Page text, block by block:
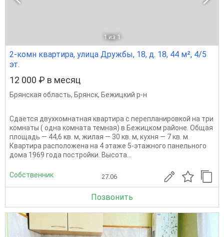
1 из 1
2-комн квартира, улица Дружбы, 18, д. 18, 44 м², 4/5
эт.
12 000 ₽ в месяц
Брянская область, Брянск, Бежицкий р-н
Сдается двухкомнатная квартира с перепланировкой на три
комнаты ( одна комната темная) в Бежицком районе. Общая
площадь — 44,6 кв. м, жилая — 30 кв. м, кухня — 7 кв. м.
Квартира расположена на 4 этаже 5-этажного панельного
дома 1969 года постройки. Высота...
Собственник 27.06
Позвонить